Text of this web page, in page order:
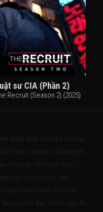
sư CIA (Phần 2)
Recruit (Season 2) (2025)
thuyết minh, Shylock's Children
full/trọn bộ, Shylock's Children phụ
1 VietSub, Vuot Nguc: Phan 1
Phan 1, Vuot Nguc: Phan 1
Nguc: Phan 1 trailer Xem phim , ,
1 bản đẹp, trọn bộ, phụ đề,